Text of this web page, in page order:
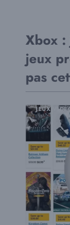
Xbox :
jeux
pas
JEUX